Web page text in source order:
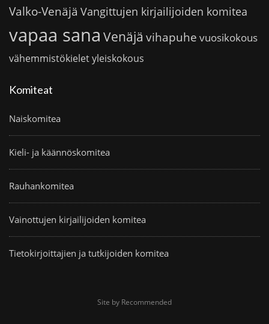
Valko-Venäjä Vangittujen kirjailijoiden komitea
vapaa sana Venäjä vihapuhe vuosikokous
vähemmistökieletyleiskokous
Komiteat
Naiskomitea
Kieli- ja käännöskomitea
Rauhankomitea
Vainottujen kirjailijoiden komitea
Tietokirjoittajien ja tutkijoiden komitea
Site by Recommended